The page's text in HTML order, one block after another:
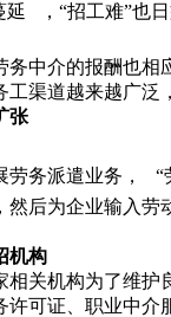
延
，“招工难”也
中介的报酬也
渠道越来越广泛
张
务派遣业务，
“
后为企业输入
机构
关机构为了维
可证、职业中